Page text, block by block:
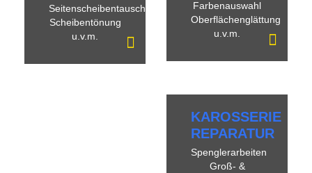
Seitenscheibentausch
Scheibentönung
u.v.m.
Farbenauswahl
Oberflächenglättung
u.v.m.
KAROSSERIE
REPARATUR
Spenglerarbeiten
Groß- &